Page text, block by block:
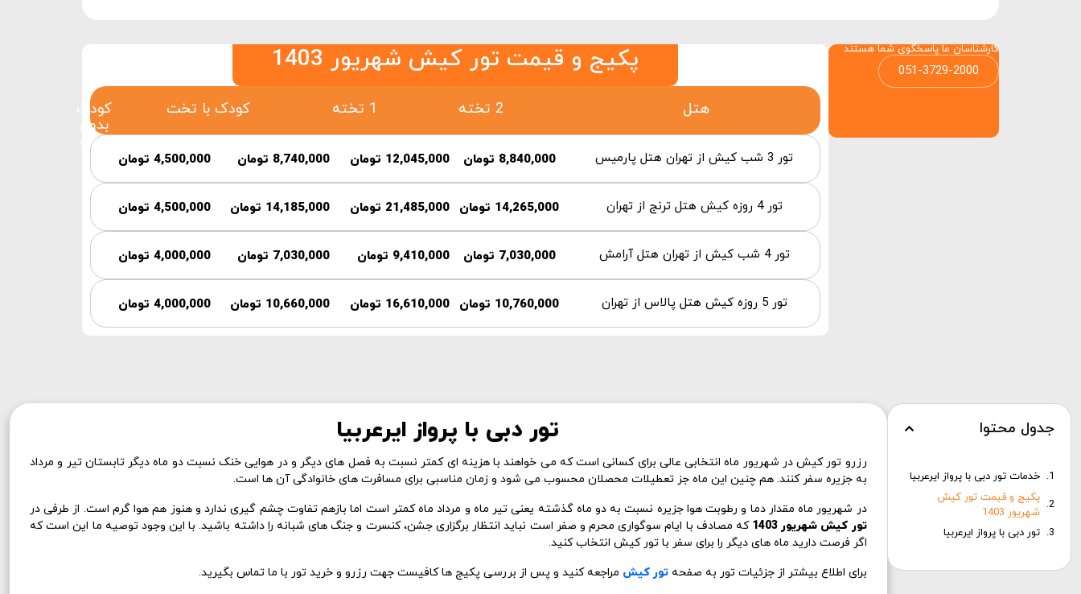
کارشناسان ما پاسخگوی شما هستند
051-3729-2000 پکیج و قیمت تور کیش شهریور 1403
هتل 2 تخته 1 تخته کودک با تخت
کودک
بدون
تخت
تور 3 شب کیش از تهران هتل پارمیس 8,840,000 تومان 12,045,000 تومان 8,740,000 تومان 4,500,000 تومان
تور 4 روزه کیش هتل ترنج از تهران 14,265,000 تومان 21,485,000 تومان 14,185,000 تومان 4,500,000 تومان
تور 4 شب کیش از تهران هتل آرامش 7,030,000 تومان 9,410,000 تومان 7,030,000 تومان 4,000,000 تومان
تور 5 روزه کیش هتل پالاس از تهران 10,760,000 تومان 16,610,000 تومان 10,660,000 تومان 4,000,000 تومان
تور دبی با پرواز ایرعربیا
رزرو تور کیش در شهریور ماه انتخابی عالی برای کسانی است که می خواهند با هزینه ای کمتر نسبت به فصل های دیگر و در هوایی خنک نسبت دو ماه دیگر تابستان تیر و مرداد
به جزیره سفر کنند. هم چنین این ماه جز تعطیلات محصلان محسوب می شود و زمان مناسبی برای مسافرت های خانوادگی آن ها است.
در شهریور ماه مقدار دما و رطوبت هوا جزیره نسبت به دو ماه گذشته یعنی تیر ماه و مرداد ماه کمتر است اما بازهم تفاوت چشم گیری ندارد و هنوز هم هوا گرم است. از طرفی در
تور کیش شهریور 1403
که مصادف با ایام سوگواری محرم و صفر است نباید انتظار برگزاری جشن، کنسرت و جنگ های شبانه را داشته باشید. با این وجود توصیه ما این است که
اگر فرصت دارید ماه های دیگر را برای سفر با تور کیش انتخاب کنید.
برای اطلاع بیشتر از جزئیات تور به صفحهتور کیش مراجعه کنید و پس از بررسی پکیج ها کافیست جهت رزرو و خرید تور با ما تماس بگیرید.
جدول محتوا
خدمات تور دبی با پرواز ایرعربیا
پکیج و قیمت تور کیش
شهریور 1403
تور دبی با پرواز ایرعربیا